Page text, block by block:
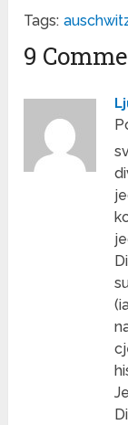
Tags:
9